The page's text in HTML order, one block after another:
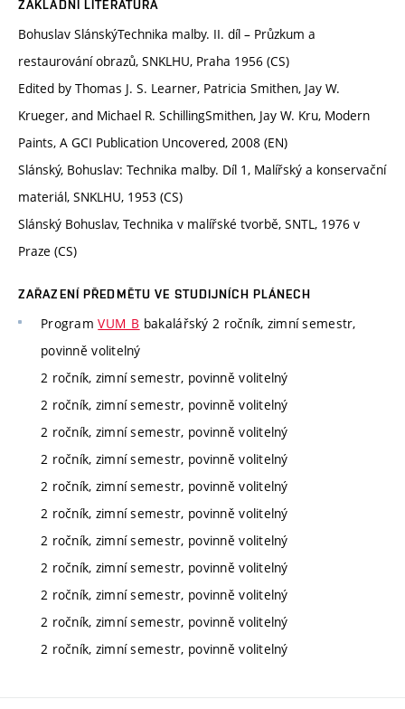
ZÁKLADNÍ LITERATURA
Bohuslav SlánskýTechnika malby. II. díl – Průzkum a
restaurování obrazů, SNKLHU, Praha 1956 (CS)
Edited by Thomas J. S. Learner, Patricia Smithen, Jay W.
Krueger, and Michael R. SchillingSmithen, Jay W. Kru, Modern
Paints, A GCI Publication Uncovered, 2008 (EN)
Slánský, Bohuslav: Technika malby. Díl 1, Malířský a konservační
materiál, SNKLHU, 1953 (CS)
Slánský Bohuslav, Technika v malířské tvorbě, SNTL, 1976 v
Praze (CS)
ZAŘAZENÍ PŘEDMĚTU VE STUDIJNÍCH PLÁNECH
ProgramVUM_B bakalářský 2 ročník, zimní semestr,
povinně volitelný
2 ročník, zimní semestr, povinně volitelný
2 ročník, zimní semestr, povinně volitelný
2 ročník, zimní semestr, povinně volitelný
2 ročník, zimní semestr, povinně volitelný
2 ročník, zimní semestr, povinně volitelný
2 ročník, zimní semestr, povinně volitelný
2 ročník, zimní semestr, povinně volitelný
2 ročník, zimní semestr, povinně volitelný
2 ročník, zimní semestr, povinně volitelný
2 ročník, zimní semestr, povinně volitelný
2 ročník, zimní semestr, povinně volitelný